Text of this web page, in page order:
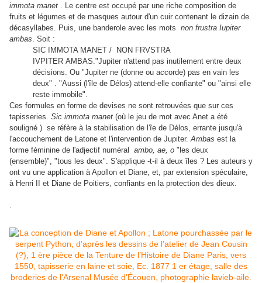
immota manet . Le centre est occupé par une riche composition de
fruits et légumes et de masques autour d'un cuir contenant le dizain de
décasyllabes. Puis, une banderole avec les mots non frustra Iupiter
ambas. Soit :
SIC IMMOTA MANET / NON FRVSTRA
IVPITER AMBAS."Jupiter n'attend pas inutilement entre deux
décisions. Ou "Jupiter ne (donne ou accorde) pas en vain les
deux" . "Aussi (l'île de Délos) attend-elle confiante" ou "ainsi elle
reste immobile".
Ces formules en forme de devises ne sont retrouvées que sur ces
tapisseries. Sic immota manet (où le jeu de mot avec Anet a été
souligné ) se réfère à la stabilisation de l'îe de Délos, errante jusqu'à
l'accouchement de Latone et l'intervention de Jupiter.Ambas est la
forme féminine de l'adjectif numéral ambo, ae, o "les deux
(ensemble)", "tous les deux". S'applique -t-il à deux îles ? Les auteurs y
ont vu une application à Apollon et Diane, et, par extension spéculaire,
à Henri II et Diane de Poitiers, confiants en la protection des dieux.